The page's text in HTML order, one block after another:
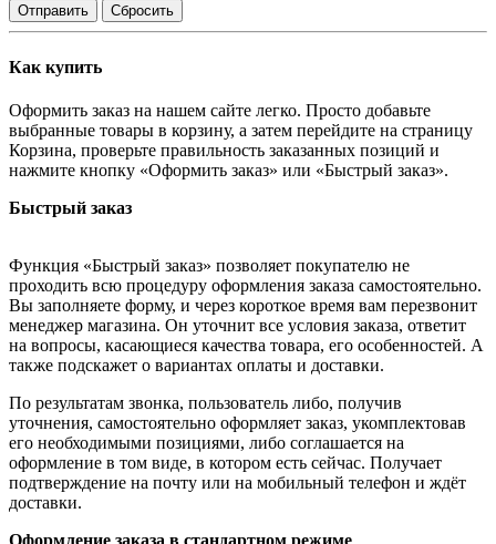
Отправить Сбросить
Как купить
Оформить заказ на нашем сайте легко. Просто добавьте
выбранные товары в корзину, а затем перейдите на страницу
Корзина, проверьте правильность заказанных позиций и
нажмите кнопку «Оформить заказ» или «Быстрый заказ».
Быстрый заказ
Функция «Быстрый заказ» позволяет покупателю не
проходить всю процедуру оформления заказа самостоятельно.
Вы заполняете форму, и через короткое время вам перезвонит
менеджер магазина. Он уточнит все условия заказа, ответит
на вопросы, касающиеся качества товара, его особенностей. А
также подскажет о вариантах оплаты и доставки.
По результатам звонка, пользователь либо, получив
уточнения, самостоятельно оформляет заказ, укомплектовав
его необходимыми позициями, либо соглашается на
оформление в том виде, в котором есть сейчас. Получает
подтверждение на почту или на мобильный телефон и ждёт
доставки.
Оформление заказа в стандартном режиме